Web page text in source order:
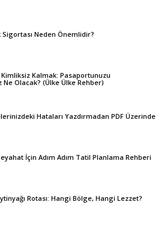
Sigortası Neden Önemlidir?
Kimliksiz Kalmak: Pasaportunuzu
Olacak? (Ülke Ülke Rehber)
Hataları Yazdırmadan PDF Üzerinde
İçin Adım Adım Tatil Planlama Rehberi
Rotası: Hangi Bölge, Hangi Lezzet?